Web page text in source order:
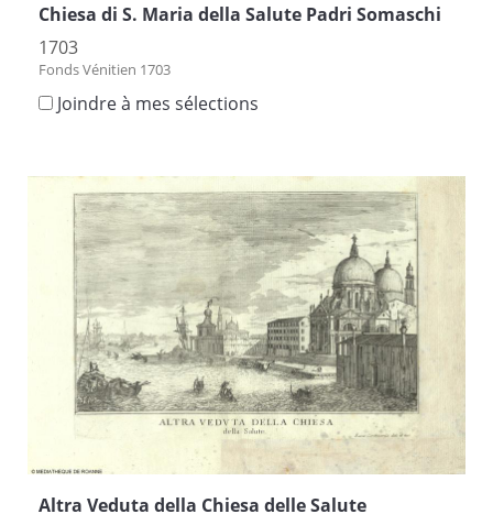
Chiesa di S. Maria della Salute Padri Somaschi
1703
Fonds Vénitien 1703
Joindre à mes sélections
Altra Veduta della Chiesa delle Salute